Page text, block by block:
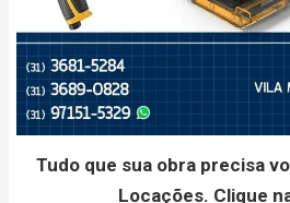
Tudo que sua obra precisa
Locações. Clique